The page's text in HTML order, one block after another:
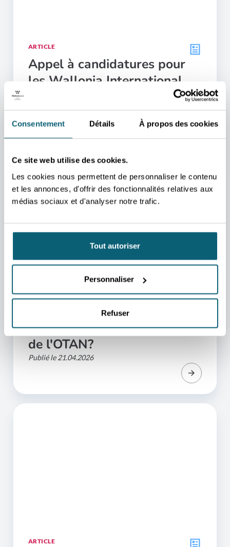
Consentement Détails À propos des cookies
Ce site web utilise des cookies.
Les cookies nous permettent de personnaliser le contenu
et les annonces, d'offrir des fonctionnalités relatives aux
médias sociaux et d'analyser notre trafic.
Tout autoriser
Personnaliser
Refuser
ARTICLE
Appel à candidatures pour
les Wallonia International
Publié le 18.05.2026
ARTICLE
Défense et sécurité -
comment devenir fournisseur
de l'OTAN?
Publié le 21.04.2026
ARTICLE